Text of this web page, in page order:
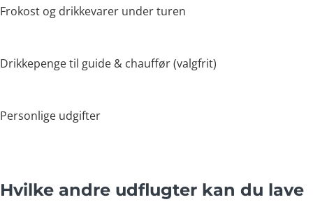
Frokost og drikkevarer under turen
Drikkepenge til guide & chauffør (valgfrit)
Personlige udgifter
Hvilke andre udflugter kan du lave